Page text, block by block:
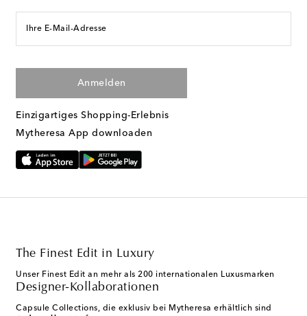
Ihre E-Mail-Adresse
Anmelden
Einzigartiges Shopping-Erlebnis
Mytheresa App downloaden
The Finest Edit in Luxury
Unser Finest Edit an mehr als 200 internationalen Luxusmarken
Designer-Kollaborationen
Capsule Collections, die exklusiv bei Mytheresa erhältlich sind